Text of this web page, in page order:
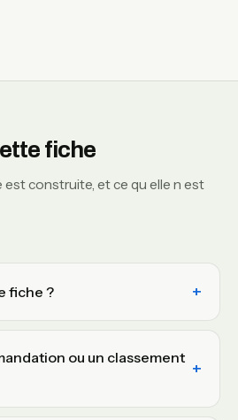
fiche
construite, et ce qu elle n est
fiche ?
ou un classement